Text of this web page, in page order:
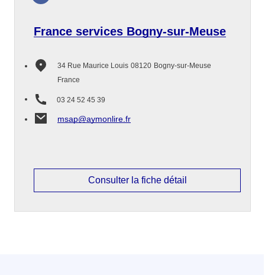
France services Bogny-sur-Meuse
34 Rue Maurice Louis 08120 Bogny-sur-Meuse
France
03 24 52 45 39
msap@aymonlire.fr
Consulter la fiche détail